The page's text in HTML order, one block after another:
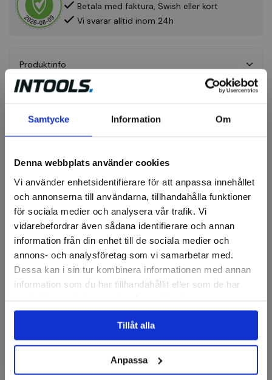
Samtycke Information Om
Denna webbplats använder cookies
Vi använder enhetsidentifierare för att anpassa innehållet
och annonserna till användarna, tillhandahålla funktioner
för sociala medier och analysera vår trafik. Vi
vidarebefordrar även sådana identifierare och annan
information från din enhet till de sociala medier och
annons- och analysföretag som vi samarbetar med.
Dessa kan i sin tur kombinera informationen med annan
information som du har tillhandahållit eller som de har
Tillåt alla
Anpassa
Betala med faktura, Swish eller kort
Vi svarar alltid inom 24h
Produktinfo
Fråga om produkt
Recensioner
Kvickrondeller
Kvickrondell, Combidisc,
Finns i fler varianter